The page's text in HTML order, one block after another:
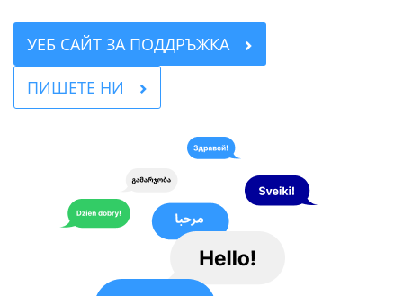
УЕБ САЙТ ЗА ПОДДРЪЖКА
ПИШЕТЕ НИ